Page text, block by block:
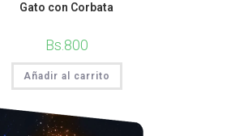
Gato con Corbata
Bs. 800
Añadir al carrito